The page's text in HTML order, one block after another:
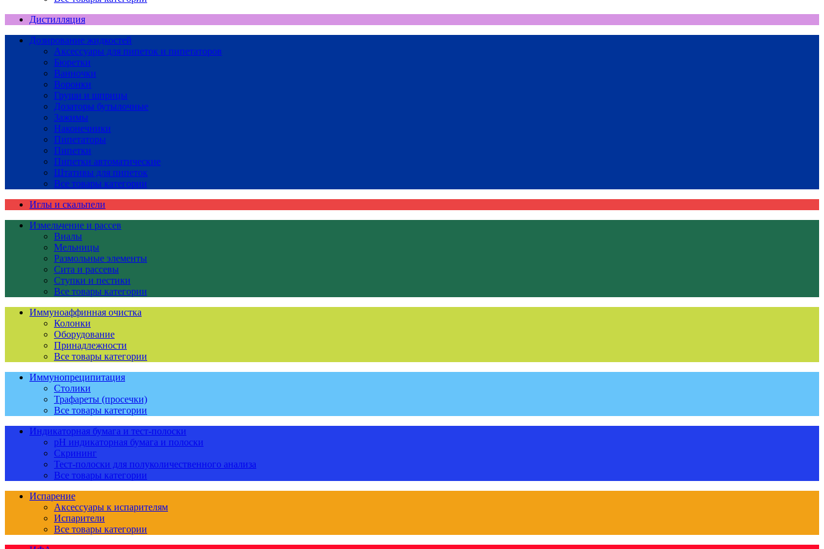
Дистилляция
Дозирование жидкостей
Аксессуары для пипеток и пипетаторов
Бюретки
Ванночки
Воронки
Груши и шприцы
Дозаторы бутылочные
Зажимы
Наконечники
Пипетаторы
Пипетки
Пипетки автоматические
Штативы для пипеток
Все товары категории
Иглы и скальпели
Измельчение и рассев
Виалы
Мельницы
Размольные элементы
Сита и рассевы
Ступки и пестики
Все товары категории
Иммуноаффинная очистка
Колонки
Оборудование
Принадлежности
Все товары категории
Иммунопреципитация
Столики
Трафареты (просечки)
Все товары категории
Индикаторная бумага и тест-полоски
pH индикаторная бумага и полоски
Скрининг
Тест-полоски для полуколичественного анализа
Все товары категории
Испарение
Аксессуары к испарителям
Испарители
Все товары категории